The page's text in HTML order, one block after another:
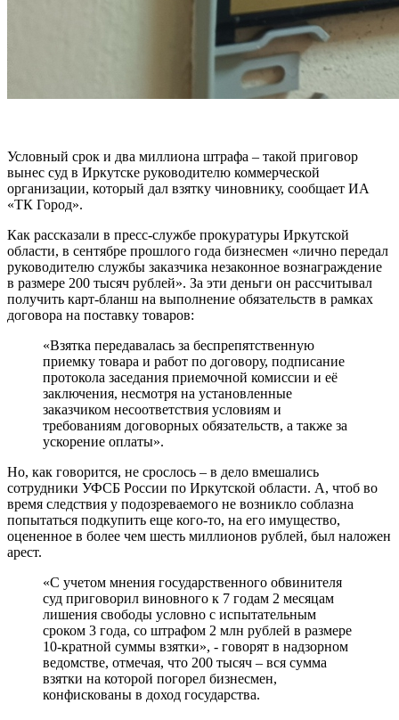
Условный срок и два миллиона штрафа – такой приговор
вынес суд в Иркутске руководителю коммерческой
организации, который дал взятку чиновнику, сообщает ИА
«ТК Город».
Как рассказали в пресс-службе прокуратуры Иркутской
области, в сентябре прошлого года бизнесмен «лично передал
руководителю службы заказчика незаконное вознаграждение
в размере 200 тысяч рублей». За эти деньги он рассчитывал
получить карт-бланш на выполнение обязательств в рамках
договора на поставку товаров:
«Взятка передавалась за беспрепятственную
приемку товара и работ по договору, подписание
протокола заседания приемочной комиссии и её
заключения, несмотря на установленные
заказчиком несоответствия условиям и
требованиям договорных обязательств, а также за
ускорение оплаты».
Но, как говорится, не срослось – в дело вмешались
сотрудники УФСБ России по Иркутской области. А, чтоб во
время следствия у подозреваемого не возникло соблазна
попытаться подкупить еще кого-то, на его имущество,
оцененное в более чем шесть миллионов рублей, был наложен
арест.
«С учетом мнения государственного обвинителя
суд приговорил виновного к 7 годам 2 месяцам
лишения свободы условно с испытательным
сроком 3 года, со штрафом 2 млн рублей в размере
10-кратной суммы взятки», - говорят в надзорном
ведомстве, отмечая, что 200 тысяч – вся сумма
взятки на которой погорел бизнесмен,
конфискованы в доход государства.